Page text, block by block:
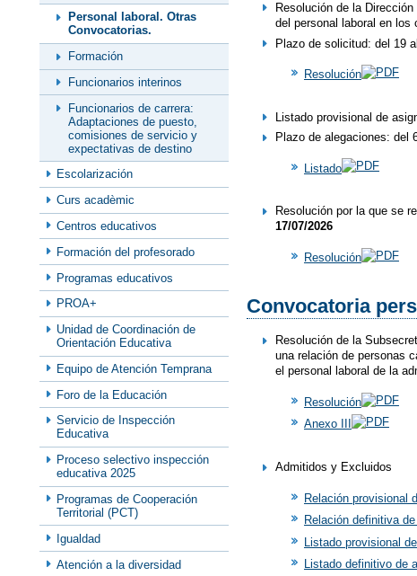
Personal laboral. Otras
Convocatorias.
Formación
Funcionarios interinos
Funcionarios de carrera:
Adaptaciones de puesto,
comisiones de servicio y
expectativas de destino
Escolarización
Curs acadèmic
Centros educativos
Formación del profesorado
Programas educativos
PROA+
Unidad de Coordinación de
Orientación Educativa
Equipo de Atención Temprana
Foro de la Educación
Servicio de Inspección
Educativa
Proceso selectivo inspección
educativa 2025
Programas de Cooperación
Territorial (PCT)
Igualdad
Atención a la diversidad
Resolución de la
del personal laboral en los
Plazo de solicitud: del 19
Resolución
Listado provisional de
Plazo de alegaciones: del
Listado
Resolución por la que se
17/07/2026
Resolución
Convocatoria
Resolución de la
una relación de personas
el personal laboral de la
Resolución
Anexo III
Admitidos y Excluidos
Relación provisional
Relación definitiva
Listado provisional
Listado definitivo de